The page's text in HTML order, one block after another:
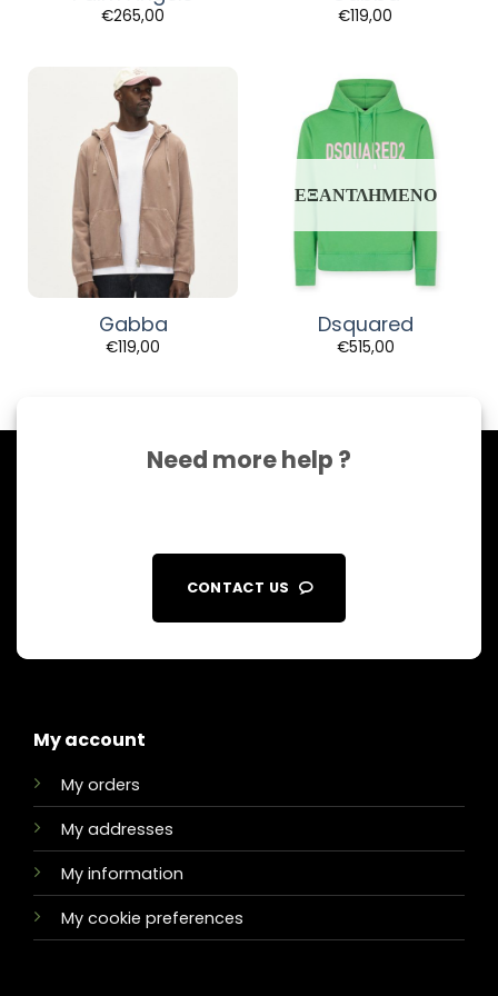
€265,00 €119,00
Gabba
€119,00
ΕΞΑΝΤΛΗΜΈΝΟ
Dsquared
€515,00
Need more help ?
CONTACT US
My account
My orders
My addresses
My information
My cookie preferences